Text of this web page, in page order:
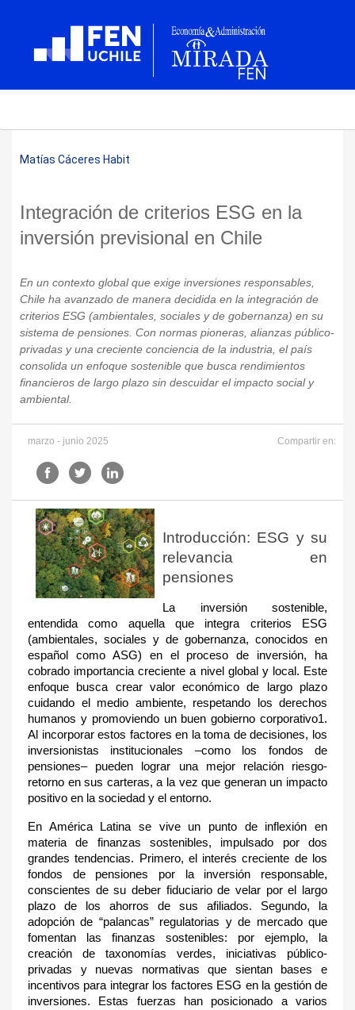
Matías Cáceres Habit
Integración de criterios ESG en la
inversión previsional en Chile
En un contexto global que exige inversiones responsables,
Chile ha avanzado de manera decidida en la integración de
criterios ESG (ambientales, sociales y de gobernanza) en su
sistema de pensiones. Con normas pioneras, alianzas público-
privadas y una creciente conciencia de la industria, el país
consolida un enfoque sostenible que busca rendimientos
financieros de largo plazo sin descuidar el impacto social y
ambiental.
marzo - junio 2025 Compartir en:
Introducción: ESG y su
relevancia en
pensiones
La inversión sostenible,
entendida como aquella que integra criterios ESG
(ambientales, sociales y de gobernanza, conocidos en
español como ASG) en el proceso de inversión, ha
cobrado importancia creciente a nivel global y local. Este
enfoque busca crear valor económico de largo plazo
cuidando el medio ambiente, respetando los derechos
humanos y promoviendo un buen gobierno corporativo1.
Al incorporar estos factores en la toma de decisiones, los
inversionistas institucionales –como los fondos de
pensiones– pueden lograr una mejor relación riesgo-
retorno en sus carteras, a la vez que generan un impacto
positivo en la sociedad y el entorno.
En América Latina se vive un punto de inflexión en
materia de finanzas sostenibles, impulsado por dos
grandes tendencias. Primero, el interés creciente de los
fondos de pensiones por la inversión responsable,
conscientes de su deber fiduciario de velar por el largo
plazo de los ahorros de sus afiliados. Segundo, la
adopción de “palancas” regulatorias y de mercado que
fomentan las finanzas sostenibles: por ejemplo, la
creación de taxonomías verdes, iniciativas público-
privadas y nuevas normativas que sientan bases e
incentivos para integrar los factores ESG en la gestión de
inversiones. Estas fuerzas han posicionado a varios